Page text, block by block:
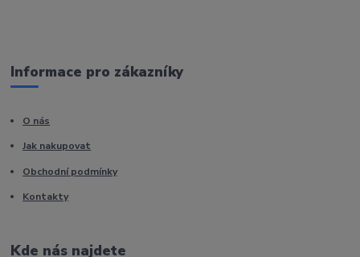
Informace pro zákazníky
O nás
Jak nakupovat
Obchodní podmínky
Kontakty
Kde nás najdete